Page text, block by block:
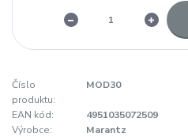
Číslo
produktu:
MOD30
EAN kód:
4951035072509
Výrobce:
Marantz